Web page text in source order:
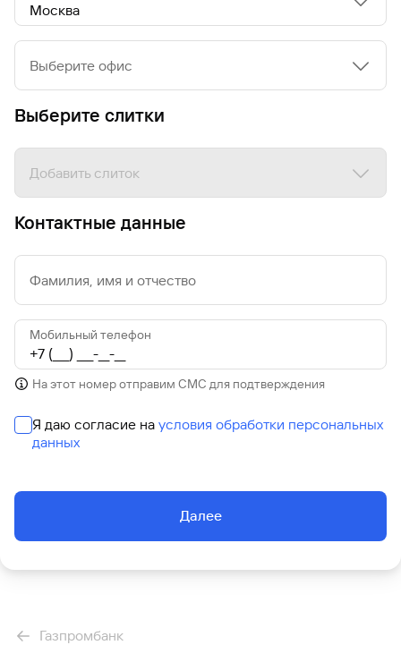
Выберите офис
Выберите слитки
Добавить слиток
Контактные данные
Фамилия, имя и отчество
Мобильный телефон
На этот номер отправим СМС для подтверждения
Я даю согласие на условия обработки персональных
данных
Далее
Газпромбанк